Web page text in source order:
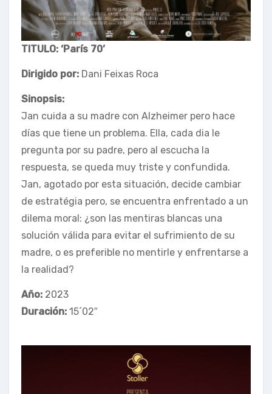
TITULO: ‘París 70’
Dirigido por: Dani Feixas Roca
Sinopsis:
Jan cuida a su madre con Alzheimer pero hace
días que tiene un problema. Ella, cada dia le
pregunta por su padre, pero al escucha la
respuesta, se queda muy triste y confundida.
Jan, agotado por esta situación, decide cambiar
de estratégia pero, se encuentra enfrentado a un
dilema moral: ¿son las mentiras blancas una
solución válida para evitar el sufrimiento de su
madre, o es preferible no mentirle y enfrentarse a
la realidad?
Año: 2023
Duración: 15´02″